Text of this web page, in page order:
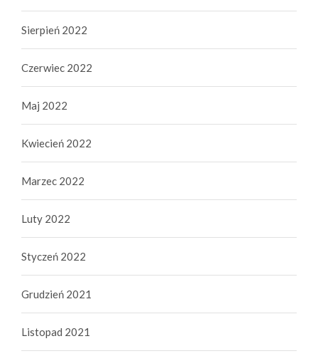
Sierpień 2022
Czerwiec 2022
Maj 2022
Kwiecień 2022
Marzec 2022
Luty 2022
Styczeń 2022
Grudzień 2021
Listopad 2021